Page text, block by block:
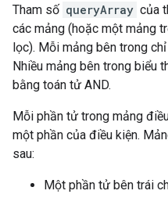
Tham số queryArray của
các mảng (hoặc một mảng
lọc). Mỗi mảng bên trong
Nhiều mảng bên trong biểu
bằng toán tử AND.
Mỗi phần tử trong mảng
một phần của điều kiện.
sau:
Một phần tử bên trái